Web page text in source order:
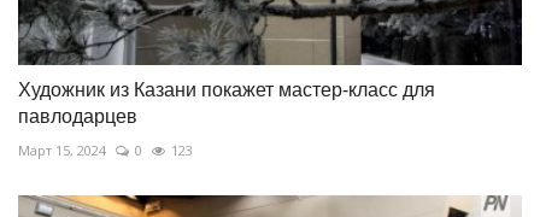
Художник из Казани покажет мастер-класс для
павлодарцев
Март 15, 2024 0 123